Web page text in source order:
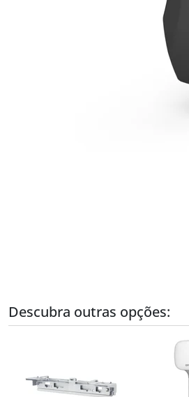
Descubra outras opções: